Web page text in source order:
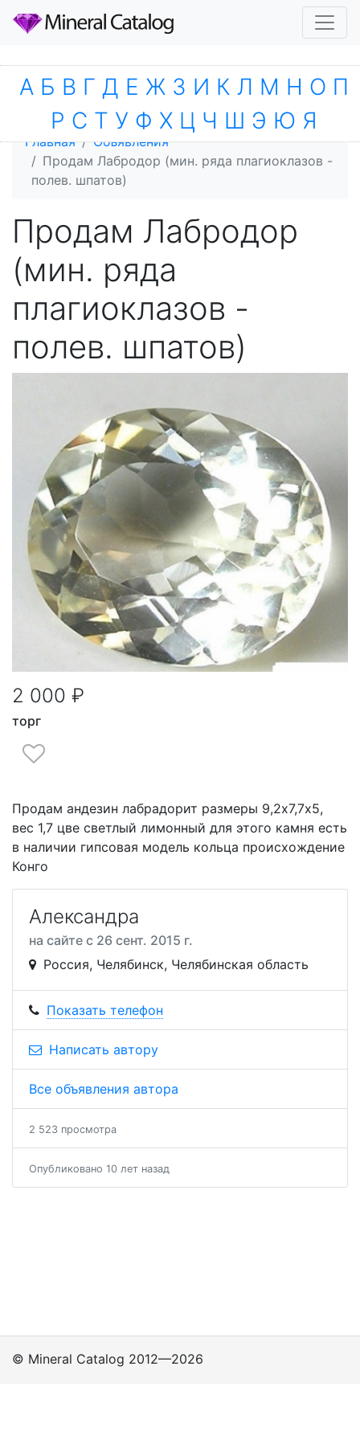
Главная
Объявления
Продам Лабродор (мин. ряда плагиоклазов -
полев. шпатов)
Продам Лабродор
(мин. ряда
плагиоклазов -
полев. шпатов)
2 000 ₽
торг
Продам андезин лабрадорит размеры 9,2х7,7х5,
вес 1,7 цве светлый лимонный для этого камня есть
в наличии гипсовая модель кольца происхождение
Конго
Александра
на сайте с 26 сент. 2015 г.
Россия, Челябинск, Челябинская область
Показать телефон
Написать автору
Все объявления автора
2 523 просмотра
Опубликовано 10 лет назад
© Mineral Catalog 2012—2026
А Б В Г Д Е Ж З И К Л М Н О П
Р С Т У Ф Х Ц Ч Ш Э Ю Я